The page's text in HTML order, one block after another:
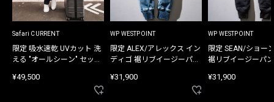
Safari CURRENT
限定 吸水速乾 UVカット 洗
える "オールシーン" セット
¥49,500
WP WESTPOINT
限定 ALEX/アレックス イン
ディゴ 裾リブイージーパン
¥31,900
WP WESTPOINT
限定 SEAN/ショー
裾リブイージーパ
¥31,900